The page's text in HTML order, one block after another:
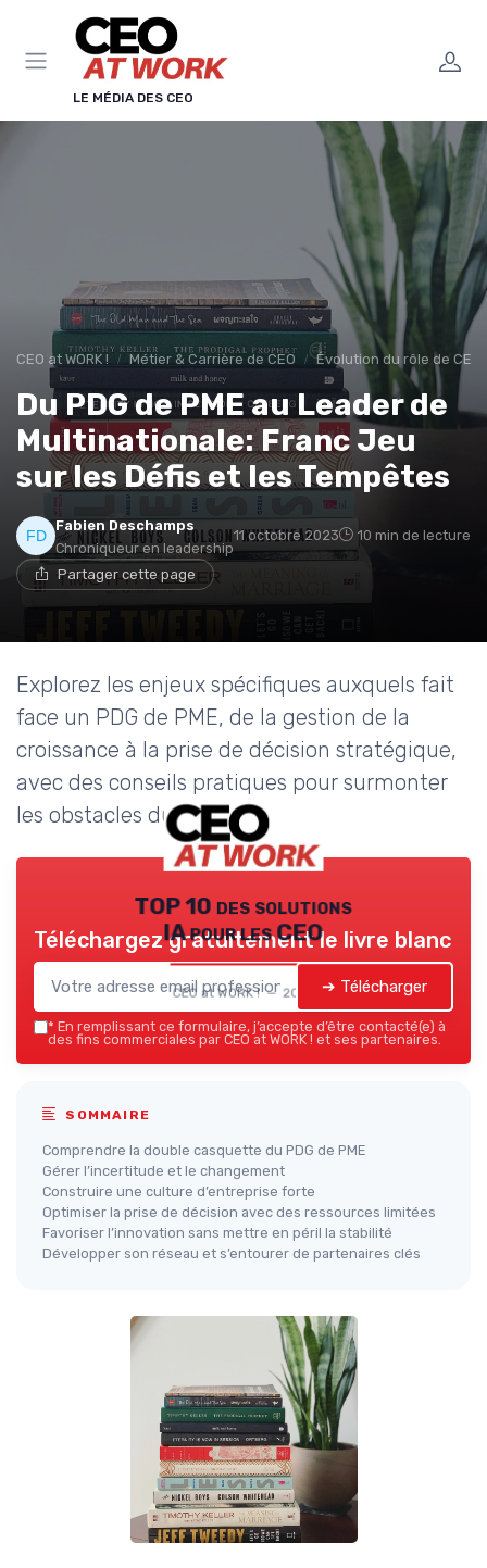
LE MÉDIA DES CEO
CEO at WORK ! Métier & Carrière de CEO Évolution du rôle de CEO
Du PDG de PME au Leader de
Multinationale: Franc Jeu
sur les Défis et les Tempêtes
Fabien Deschamps
Chroniqueur en leadership
11 octobre 2023 10 min de lecture
Partager cette page
Explorez les enjeux spécifiques auxquels fait
face un PDG de PME, de la gestion de la
croissance à la prise de décision stratégique,
avec des conseils pratiques pour surmonter
les obstacles du quotidien.
TOP 10 des solutions
IA pour les CEO
CEO at WORK ! — 2026
Téléchargez gratuitement le livre blanc
➔ Télécharger
* En remplissant ce formulaire, j’accepte d’être contacté(e) à
des fins commerciales par CEO at WORK ! et ses partenaires.
SOMMAIRE
Comprendre la double casquette du PDG de PME
Gérer l’incertitude et le changement
Construire une culture d’entreprise forte
Optimiser la prise de décision avec des ressources limitées
Favoriser l’innovation sans mettre en péril la stabilité
Développer son réseau et s’entourer de partenaires clés
Panneau de gestion des cookies